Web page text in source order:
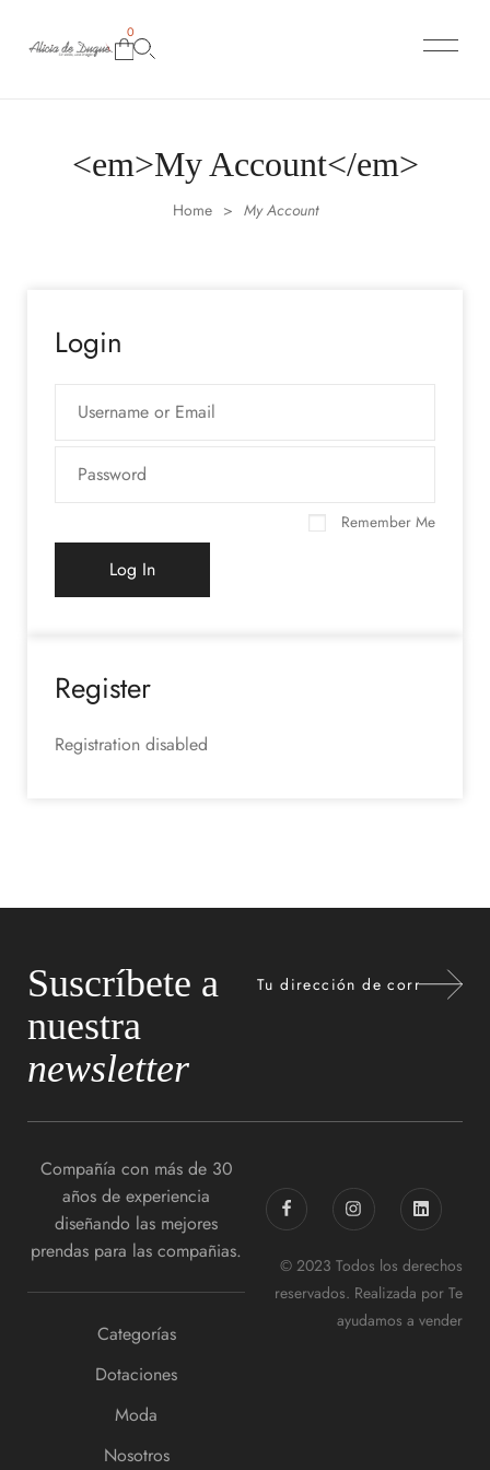
0
<em>My Account</em>
Home > My Account
Login
Remember Me
Register
Registration disabled
Suscríbete a
nuestra
newsletter
Compañía con más de 30
años de experiencia
diseñando las mejores
prendas para las compañias.
Categorías
Dotaciones
Moda
Nosotros
© 2023 Todos los derechos
reservados. Realizada por Te
ayudamos a vender